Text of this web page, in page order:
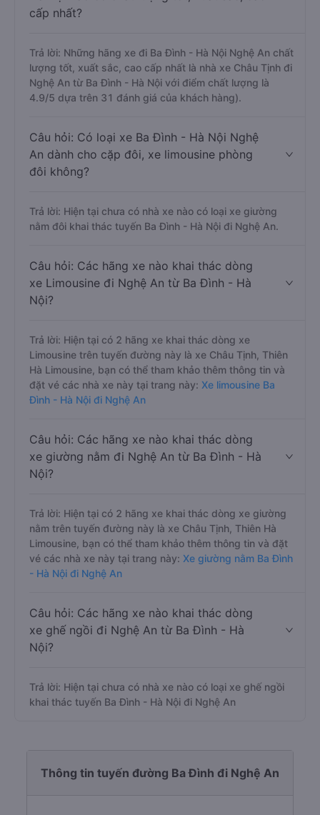
cấp nhất?
Trả lời: Những hãng xe đi Ba Đình - Hà Nội Nghệ An chất
lượng tốt, xuất sắc, cao cấp nhất là nhà xe Châu Tịnh đi
Nghệ An từ Ba Đình - Hà Nội với điểm chất lượng là
4.9/5 dựa trên 31 đánh giá của khách hàng).
Câu hỏi: Có loại xe Ba Đình - Hà Nội Nghệ
An dành cho cặp đôi, xe limousine phòng
đôi không?
Trả lời: Hiện tại chưa có nhà xe nào có loại xe giường
nằm đôi khai thác tuyến Ba Đình - Hà Nội đi Nghệ An.
Câu hỏi: Các hãng xe nào khai thác dòng
xe Limousine đi Nghệ An từ Ba Đình - Hà
Nội?
Trả lời: Hiện tại có 2 hãng xe khai thác dòng xe
Limousine trên tuyến đường này là xe Châu Tịnh, Thiên
Hà Limousine, bạn có thể tham khảo thêm thông tin và
đặt vé các nhà xe này tại trang này: Xe limousine Ba
Đình - Hà Nội đi Nghệ An
Câu hỏi: Các hãng xe nào khai thác dòng
xe giường nằm đi Nghệ An từ Ba Đình - Hà
Nội?
Trả lời: Hiện tại có 2 hãng xe khai thác dòng xe giường
nằm trên tuyến đường này là xe Châu Tịnh, Thiên Hà
Limousine, bạn có thể tham khảo thêm thông tin và đặt
vé các nhà xe này tại trang này: Xe giường nằm Ba Đình
- Hà Nội đi Nghệ An
Câu hỏi: Các hãng xe nào khai thác dòng
xe ghế ngồi đi Nghệ An từ Ba Đình - Hà
Nội?
Trả lời: Hiện tại chưa có nhà xe nào có loại xe ghế ngồi
khai thác tuyến Ba Đình - Hà Nội đi Nghệ An
Thông tin tuyến đường Ba Đình đi Nghệ An